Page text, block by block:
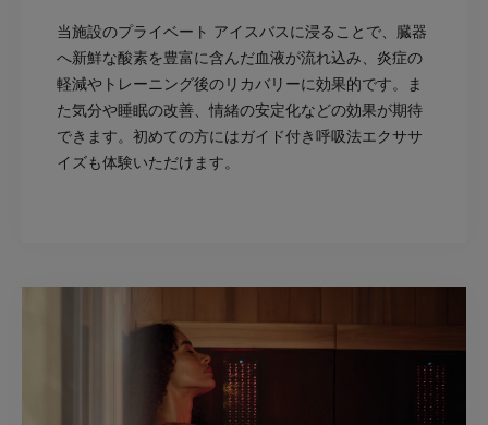
当施設のプライベート アイスバスに浸ることで、臓器
へ新鮮な酸素を豊富に含んだ血液が流れ込み、炎症の
軽減やトレーニング後のリカバリーに効果的です。ま
た気分や睡眠の改善、情緒の安定化などの効果が期待
できます。初めての方にはガイド付き呼吸法エクササ
イズも体験いただけます。